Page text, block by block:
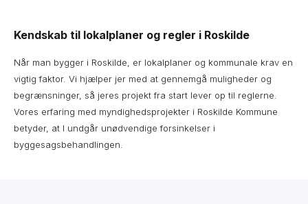
Kendskab til lokalplaner og regler i Roskilde
Når man bygger i Roskilde, er lokalplaner og kommunale krav en
vigtig faktor. Vi hjælper jer med at gennemgå muligheder og
begrænsninger, så jeres projekt fra start lever op til reglerne.
Vores erfaring med myndighedsprojekter i Roskilde Kommune
betyder, at I undgår unødvendige forsinkelser i
byggesagsbehandlingen.